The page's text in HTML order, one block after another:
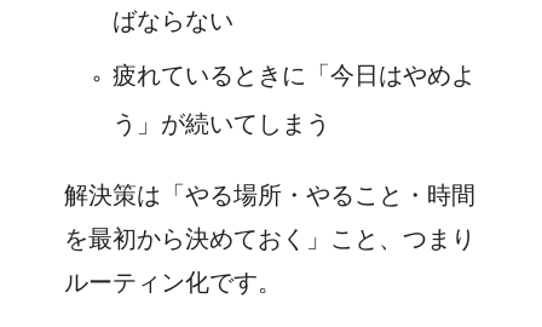
ばならない
疲れているときに「今日はやめよ
う」が続いてしまう
解決策は「やる場所・やること・時間
を最初から決めておく」こと、つまり
ルーティン化です。